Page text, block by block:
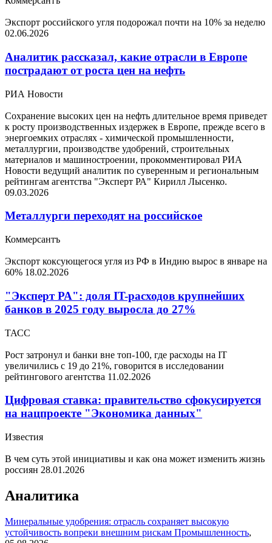
Экспорт российского угля подорожал почти на 10% за неделю
02.06.2026
Аналитик рассказал, какие отрасли в Европе
пострадают от роста цен на нефть
РИА Новости
Сохранение высоких цен на нефть длительное время приведет
к росту производственных издержек в Европе, прежде всего в
энергоемких отраслях - химической промышленности,
металлургии, производстве удобрений, строительных
материалов и машиностроении, прокомментировал РИА
Новости ведущий аналитик по суверенным и региональным
рейтингам агентства "Эксперт РА" Кирилл Лысенко.
09.03.2026
Металлурги переходят на российское
Коммерсантъ
Экспорт коксующегося угля из РФ в Индию вырос в январе на
60% 18.02.2026
"Эксперт РА": доля IT-расходов крупнейших
банков в 2025 году выросла до 27%
ТАСС
Рост затронул и банки вне топ-100, где расходы на IT
увеличились с 19 до 21%, говорится в исследовании
рейтингового агентства 11.02.2026
Цифровая ставка: правительство сфокусируется
на нацпроекте "Экономика данных"
Известия
В чем суть этой инициативы и как она может изменить жизнь
россиян 28.01.2026
Аналитика
Минеральные удобрения: отрасль сохраняет высокую
устойчивость вопреки внешним рискам Промышленность,